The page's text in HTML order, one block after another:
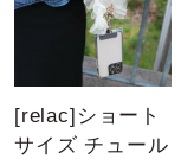
[relac]ショート
サイズ チュール